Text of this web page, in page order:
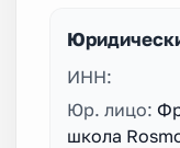
ИНН:
Юр. лицо:
школа